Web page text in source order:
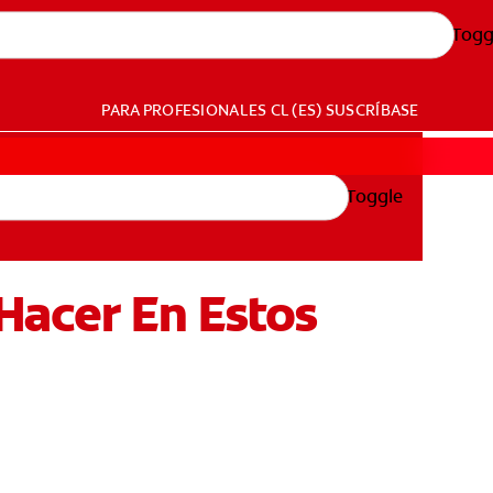
PARA PROFESIONALES CL (ES) SUSCRÍBASE
Toggle
En Estos